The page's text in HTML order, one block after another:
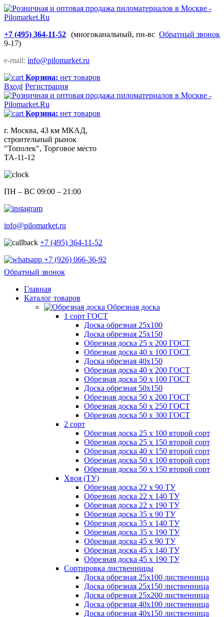
+7 (495) 364-11-52 Обратный звонок
(многоканальный, пн-вс
9-17)
e-mail: info@pilomarket.ru
Корзина: нет товаров
Вход| Регистрация
Корзина: нет товаров
г. Москва, 43 км МКАД,
строительный рынок
"Тополек", Торговое место
ТА-11-12
ПН – ВС 09:00 – 21:00
info@pilomarket.ru
+7 (495) 364-11-52
+7 (926) 066-36-92
Обратный звонок
Главная
Каталог товаров
Обрезная доска
1 сорт ГОСТ
Доска обрезная 25х100
Доска обрезная 25х150
Обрезная доска 25 х 200 ГОСТ
Обрезная доска 40 х 100 ГОСТ
Доска обрезная 40х150
Обрезная доска 40 х 200 ГОСТ
Обрезная доска 50 х 100 ГОСТ
Доска обрезная 50х150
Обрезная доска 50 х 200 ГОСТ
Обрезная доска 50 х 250 ГОСТ
Обрезная доска 50 х 300 ГОСТ
2 сорт
Обрезная доска 25 х 100 второй сорт
Обрезная доска 25 х 150 второй сорт
Обрезная доска 40 х 150 второй сорт
Обрезная доска 50 х 100 второй сорт
Обрезная доска 50 х 150 второй сорт
Хвоя (ТУ)
Обрезная доска 22 х 90 ТУ
Обрезная доска 22 х 140 ТУ
Обрезная доска 22 х 190 ТУ
Обрезная доска 35 х 90 ТУ
Обрезная доска 35 х 140 ТУ
Обрезная доска 35 х 190 ТУ
Обрезная доска 45 х 90 ТУ
Обрезная доска 45 х 140 ТУ
Обрезная доска 45 х 190 ТУ
Сортировка лиственницы
Доска обрезная 25х100 лиственница
Доска обрезная 25х150 лиственница
Доска обрезная 25х200 лиственница
Доска обрезная 40х100 лиственница
Доска обрезная 40х150 лиственница